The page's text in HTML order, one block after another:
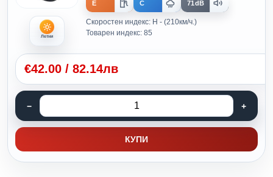
Летни
E C 71dB
Скоростен индекс: H - (210км/ч.)
Товарен индекс: 85
€42.00 / 82.14лв
КУПИ